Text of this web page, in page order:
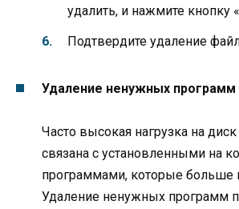
удалить, и нажмите кнопку
Подтвердите удаление
Удаление ненужных программ
Часто высокая нагрузка на
связана с установленными на
программами, которые больше
Удаление ненужных программ